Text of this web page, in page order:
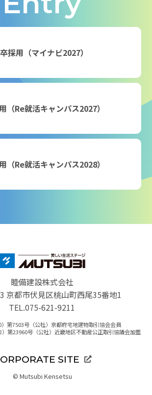
採用（マイナビ2027）
（Re就活キャンパス2027）
（Re就活キャンパス2028）
睦備建設株式会社
京都市伏見区桃山町西尾35番地1
TEL.075-621-9211
第7503号（公社）京都府宅地建物取引協会会員
第23960号（公社）近畿地区不動産公正取引協議会加盟
SITE
© Mutsubi Kensetsu